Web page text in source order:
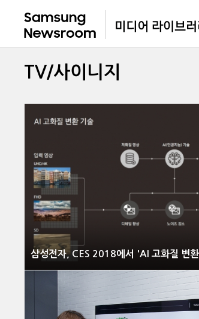
TV/사이니지
삼성전자, CES 2018에서 'AI 고화질 변환